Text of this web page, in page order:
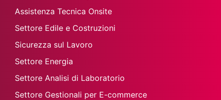
Assistenza Tecnica Onsite
Settore Edile e Costruzioni
Sicurezza sul Lavoro
Settore Energia
Settore Analisi di Laboratorio
Settore Gestionali per E-commerce